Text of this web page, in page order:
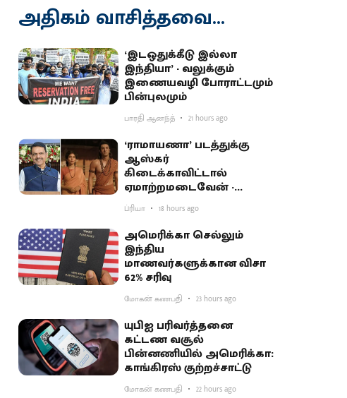
அதிகம் வாசித்தவை...
‘இடஒதுக்கீடு இல்லா
இந்தியா’ - வலுக்கும்
இணையவழி போராட்டமும்
பின்புலமும்
பாரதி ஆனந்த் 21 hours ago
‘ராமாயணா’ படத்துக்கு
ஆஸ்கர்
கிடைக்காவிட்டால்
ஏமாற்றமடைவேன் -
மகாராஷ்டிர முதல்வர்
பகிர்வு
ப்ரியா 18 hours ago
அமெரிக்கா செல்லும்
இந்திய
மாணவர்களுக்கான விசா
62% சரிவு
மோகன் கணபதி 23 hours ago
யுபிஐ பரிவர்த்தனை
கட்டண வசூல்
பின்னணியில் அமெரிக்கா:
காங்கிரஸ் குற்றச்சாட்டு
மோகன் கணபதி 22 hours ago